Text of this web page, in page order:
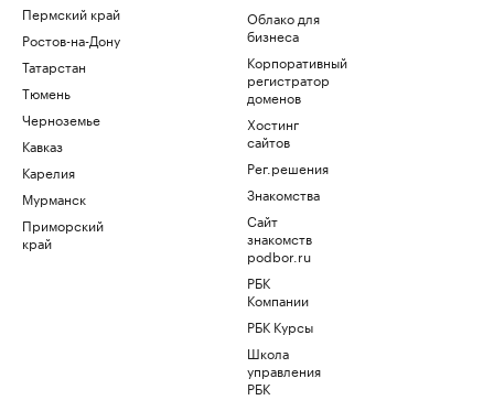
Пермский край
Ростов-на-Дону
Татарстан
Тюмень
Черноземье
Кавказ
Карелия
Мурманск
Приморский
край
Облако для
бизнеса
Корпоративный
регистратор
доменов
Хостинг
сайтов
Рег.решения
Знакомства
Сайт
знакомств
podbor.ru
РБК
Компании
РБК Курсы
Школа
управления
РБК